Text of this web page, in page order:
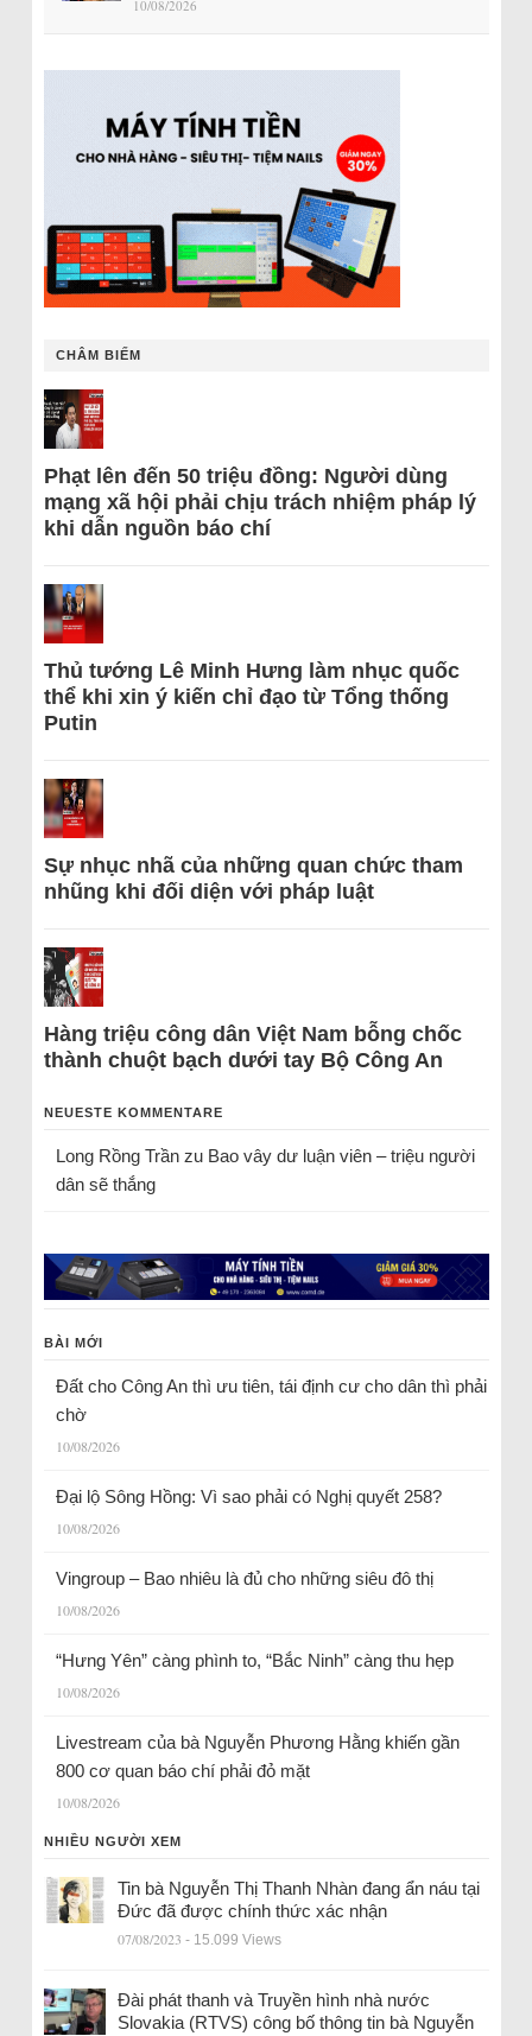
10/08/2026
CHÂM BIẾM
Phạt lên đến 50 triệu đồng: Người dùng
mạng xã hội phải chịu trách nhiệm pháp lý
khi dẫn nguồn báo chí
Thủ tướng Lê Minh Hưng làm nhục quốc
thể khi xin ý kiến chỉ đạo từ Tổng thống
Putin
Sự nhục nhã của những quan chức tham
nhũng khi đối diện với pháp luật
Hàng triệu công dân Việt Nam bỗng chốc
thành chuột bạch dưới tay Bộ Công An
NEUESTE KOMMENTARE
Long Rồng Trầnzu Bao vây dư luận viên – triệu người
dân sẽ thắng
BÀI MỚI
Đất cho Công An thì ưu tiên, tái định cư cho dân thì phải
chờ
10/08/2026
Đại lộ Sông Hồng: Vì sao phải có Nghị quyết 258?
10/08/2026
Vingroup – Bao nhiêu là đủ cho những siêu đô thị
10/08/2026
“Hưng Yên” càng phình to, “Bắc Ninh” càng thu hẹp
10/08/2026
Livestream của bà Nguyễn Phương Hằng khiến gần
800 cơ quan báo chí phải đỏ mặt
10/08/2026
NHIỀU NGƯỜI XEM
Tin bà Nguyễn Thị Thanh Nhàn đang ẩn náu tại
Đức đã được chính thức xác nhận
07/08/2023 - 15.099 Views
Đài phát thanh và Truyền hình nhà nước
Slovakia (RTVS) công bố thông tin bà Nguyễn